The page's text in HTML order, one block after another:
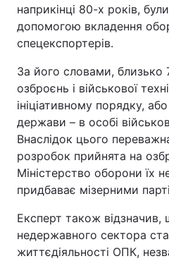
Архів
Контакти
Послуги
Тема оформлення
наприкінці 80-х років,
допомогою вкладення
спецекспортерів.
За його словами, близько
озброєнь і військової
ініціативному порядку,
держави – в особі
Внаслідок цього
розробок прийнята на
Міністерство оборони їх
придбаває мізерними
Експерт також відзначив,
недержавного сектора
життєдіяльності ОПК,